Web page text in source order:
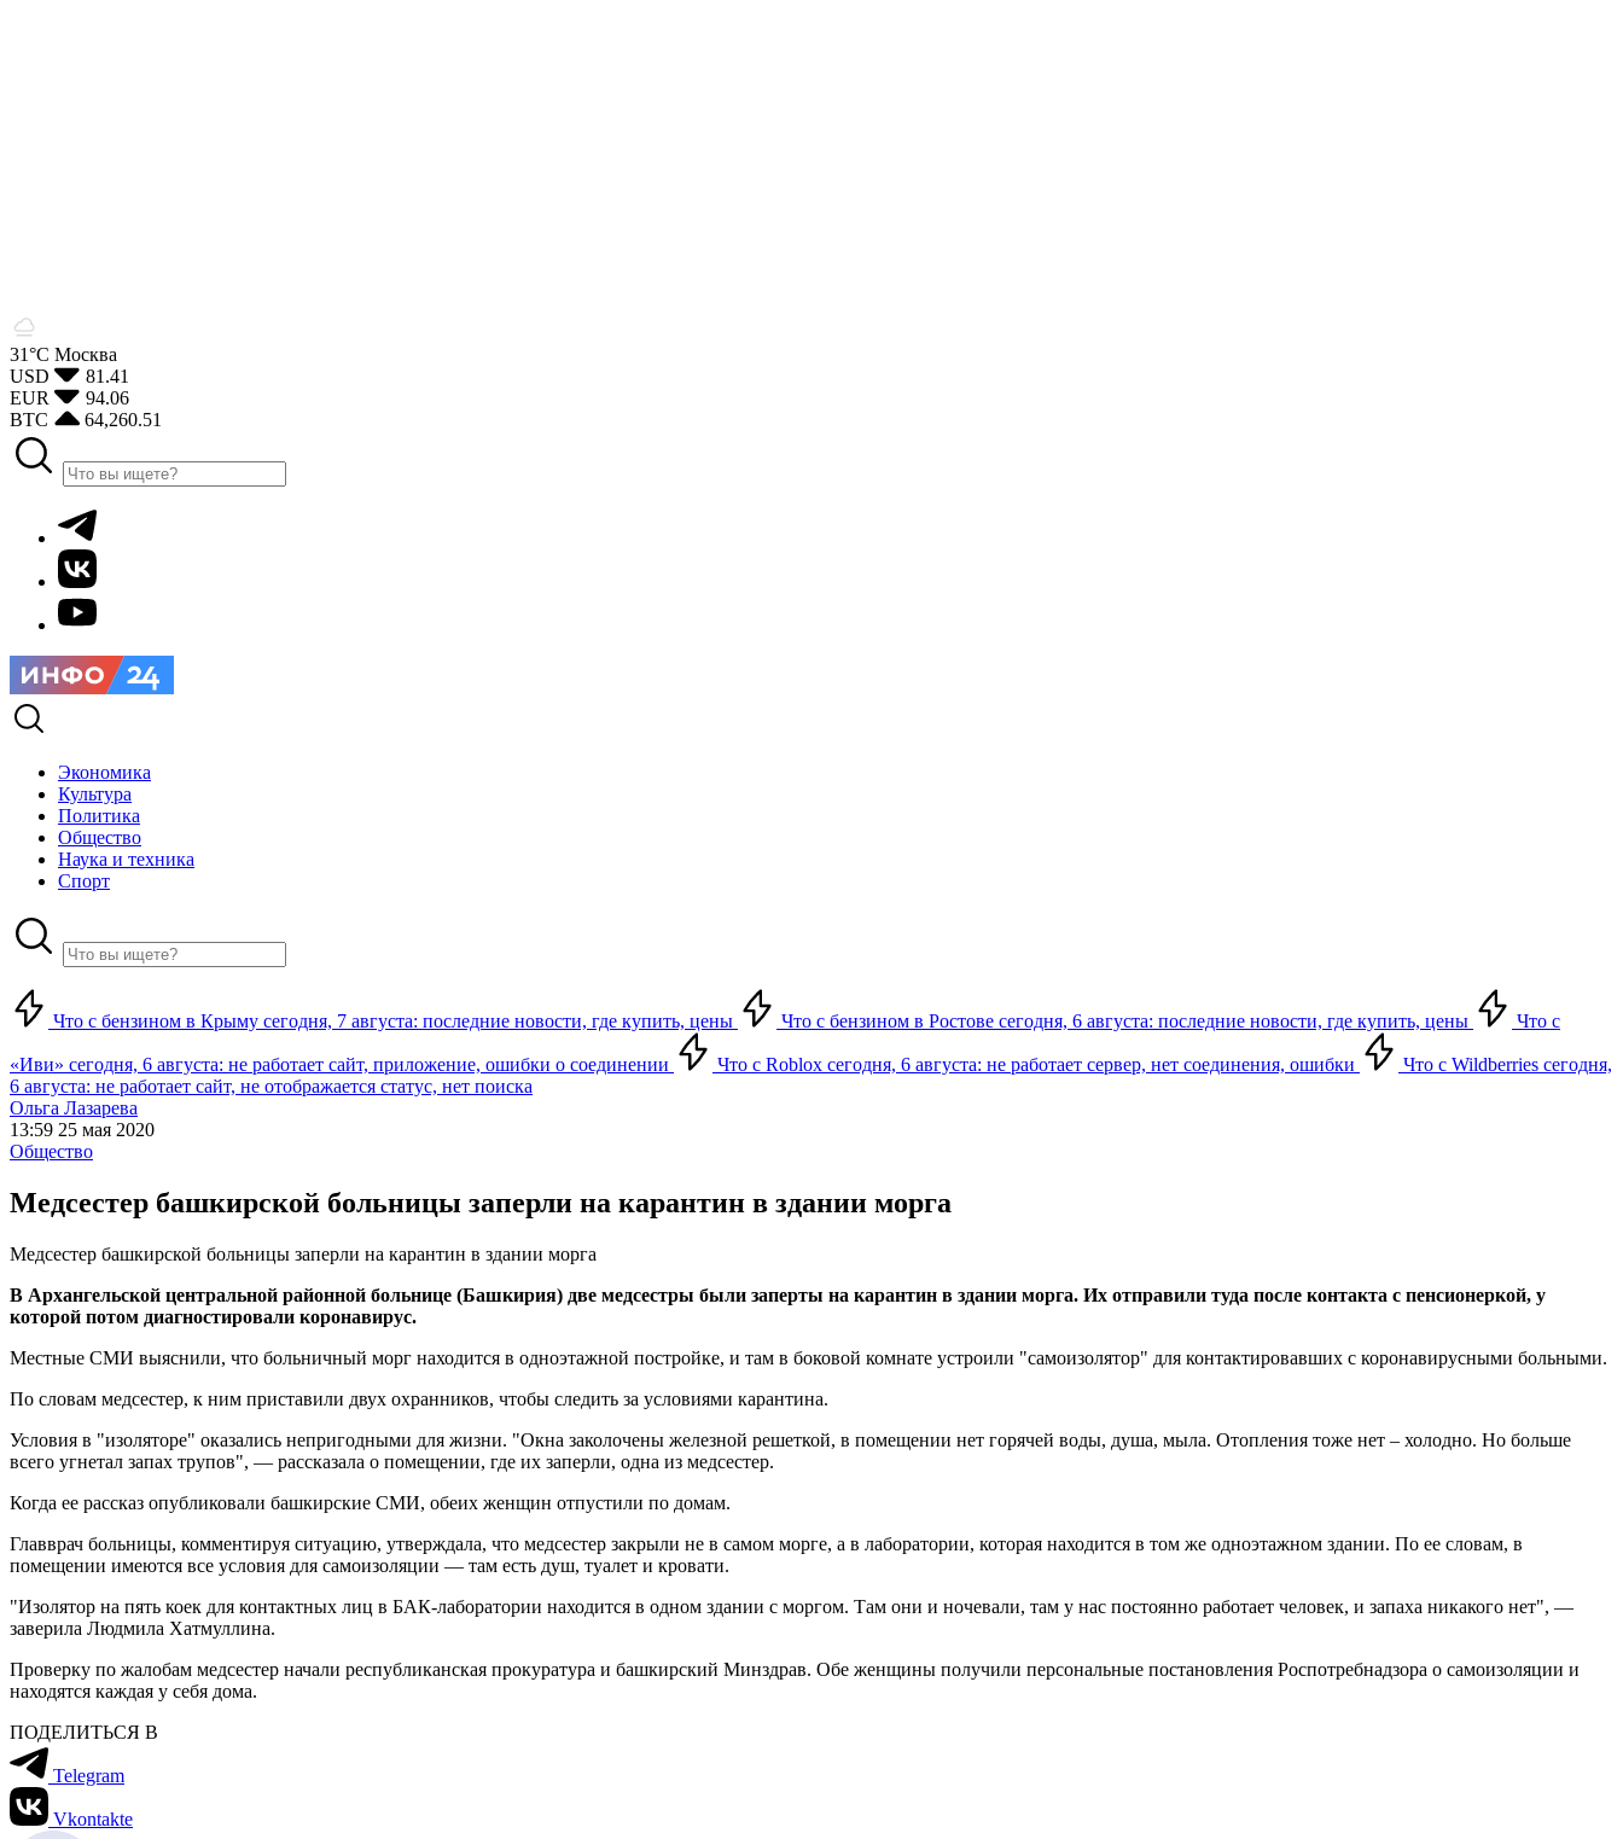
31°С Москва
USD
81.41
EUR
94.06
BTC
64,260.51
Экономика
Культура
Политика
Общество
Наука и техника
Спорт
Что с бензином в Крыму сегодня, 7 августа: последние новости, где купить, цены Что с бензином в Ростове сегодня, 6 августа: последние новости, где купить, цены Что с
«Иви» сегодня, 6 августа: не работает сайт, приложение, ошибки о соединении Что с Roblox сегодня, 6 августа: не работает сервер, нет соединения, ошибки
Что с Wildberries сегодня,
6 августа: не работает сайт, не отображается статус, нет поиска
Ольга Лазарева
13:59 25 мая 2020
Общество
Медсестер башкирской больницы заперли на карантин в здании морга
Медсестер башкирской больницы заперли на карантин в здании морга
В Архангельской центральной районной больнице (Башкирия) две медсестры были заперты на карантин в здании морга. Их отправили туда после контакта с пенсионеркой, у
которой потом диагностировали коронавирус.
Местные СМИ выяснили, что больничный морг находится в одноэтажной постройке, и там в боковой комнате устроили "самоизолятор" для контактировавших с коронавирусными больными.
По словам медсестер, к ним приставили двух охранников, чтобы следить за условиями карантина.
Условия в "изоляторе" оказались непригодными для жизни. "Окна заколочены железной решеткой, в помещении нет горячей воды, душа, мыла. Отопления тоже нет – холодно. Но больше
всего угнетал запах трупов", — рассказала о помещении, где их заперли, одна из медсестер.
Когда ее рассказ опубликовали башкирские СМИ, обеих женщин отпустили по домам.
Главврач больницы, комментируя ситуацию, утверждала, что медсестер закрыли не в самом морге, а в лаборатории, которая находится в том же одноэтажном здании. По ее словам, в
помещении имеются все условия для самоизоляции — там есть душ, туалет и кровати.
"Изолятор на пять коек для контактных лиц в БАК-лаборатории находится в одном здании с моргом. Там они и ночевали, там у нас постоянно работает человек, и запаха никакого нет", —
заверила Людмила Хатмуллина.
Проверку по жалобам медсестер начали республиканская прокуратура и башкирский Минздрав. Обе женщины получили персональные постановления Роспотребнадзора о самоизоляции и
находятся каждая у себя дома.
ПОДЕЛИТЬСЯ В
Telegram
Vkontakte